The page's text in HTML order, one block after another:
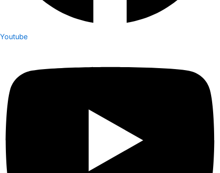
Youtube